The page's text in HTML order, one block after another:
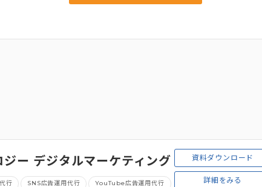
ー デジタルマーケティング
行 SNS広告運用代行
YouTube広告運用代行
資料ダウンロード
詳細をみる